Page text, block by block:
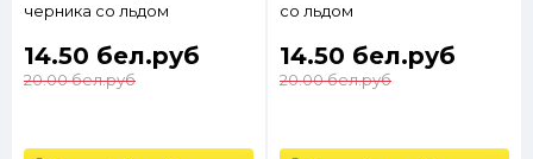
черника со льдом
14.50 бел.руб
20.00 бел.руб
со льдом
14.50 бел.руб
20.00 бел.руб